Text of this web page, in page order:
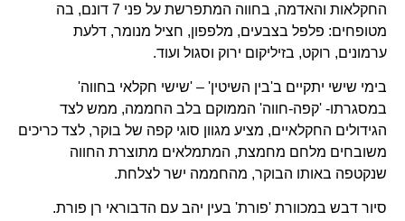
החקלאות והאדמה, בחווה המתפרשת על פני 7 דונם, בה
מטופחים: פלפל בצבעים, מלפפון, חציל מנומר, דלעת
ערמונים, רוקט, בזיליקום ירוק וסגול ועוד.
בימי שישי יתקיים ב'בין השיטין' – 'שישי חקלאי בחווה'
במסגרתו- 'קפה-חווה' הממוקם בלב החממה, ממש לצד
הגידולים החקלאיים, מציע מגוון סוגי קפה של בוקר, לצד כריכים
משובחים מלחם מחמצת, המתמלאים מתוצרת החווה
שנקטפה באותו הבוקר, מהחממה ישר לצלחת.
סיור דבש במכוורת 'פורת' בעין יהב עם הדבוראי רן פורת.